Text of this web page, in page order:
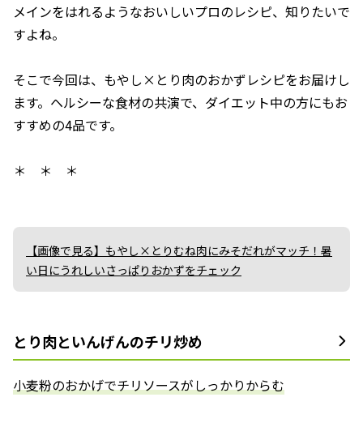
メインをはれるようなおいしいプロのレシピ、知りたいで
すよね。
そこで今回は、もやし×とり肉のおかずレシピをお届けし
ます。ヘルシーな食材の共演で、ダイエット中の方にもお
すすめの4品です。
＊ ＊ ＊
【画像で見る】もやし×とりむね肉にみそだれがマッチ！暑
い日にうれしいさっぱりおかずをチェック
とり肉といんげんのチリ炒め
小麦粉のおかげでチリソースがしっかりからむ